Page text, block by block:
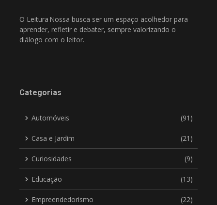
O Leitura Nossa busca ser um espaço acolhedor para
aprender, refletir e debater, sempre valorizando o
diálogo com o leitor.
Categorias
Automóveis (91)
Casa e Jardim (21)
Curiosidades (9)
Educação (13)
Empreendedorismo (22)